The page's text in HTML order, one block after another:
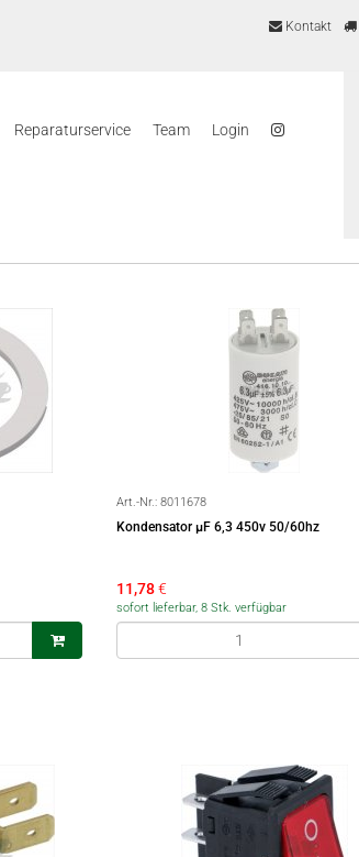
Kontakt
Reparaturservice Team Login
Art.-Nr.: 8011678
Kondensator µF 6,3 450v 50/60hz
11,78€
sofort lieferbar, 8 Stk. verfügbar